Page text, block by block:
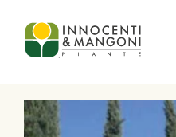
Skip to main content